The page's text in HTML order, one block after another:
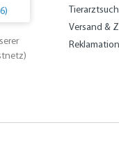
Versand &
Reklamation